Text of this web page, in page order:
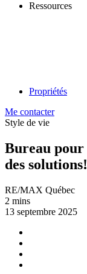
Ressources
Propriétés
Me contacter
Style de vie
Bureau
des solutions!
RE/MAX Québec
2 mins
13 septembre 2025